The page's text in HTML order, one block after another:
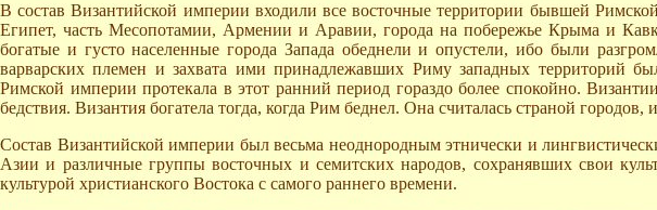
В состав Византийской империи входили все восточные территории бывшей
Египет, часть Месопотамии, Армении и Аравии, города на побережье Крыма и
богатые и густо населенные города Запада обеднели и опустели, ибо были
варварских племен и захвата ими принадлежавших Риму западных территорий
Римской империи протекала в этот ранний период гораздо более спокойно.
бедствия. Византия богатела тогда, когда Рим беднел. Она считалась страной
Состав Византийской империи был весьма неоднородным этнически и
Азии и различные группы восточных и семитских народов, сохранявших свои
культурой христианского Востока с самого раннего времени.